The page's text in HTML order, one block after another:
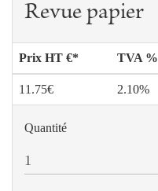
Revue papier
Prix HT €* TVA %
11.75€ 2.10%
Quantité